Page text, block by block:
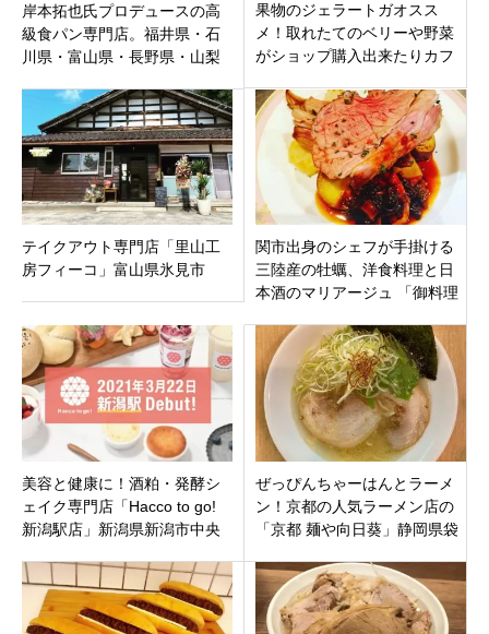
岸本拓也氏プロデュースの高
級食パン専門店。福井県・石
川県・富山県・長野県・山梨
果物のジェラートガオスス
メ！取れたてのベリーや野菜
がショップ購入出来たりカフ
カ」三重県名張市井出
テイクアウト専門店「里山工
房フィーコ」富山県氷見市
関市出身のシェフが手掛ける
三陸産の牡蠣、洋食料理と日
本酒のマリアージュ 「御料理
濃太田駅すぐ
美容と健康に！酒粕・発酵シ
ェイク専門店「Hacco to go!
新潟駅店」新潟県新潟市中央
プン
ぜっぴんちゃーはんとラーメ
ン！京都の人気ラーメン店の
「京都 麺や向日葵」静岡県袋